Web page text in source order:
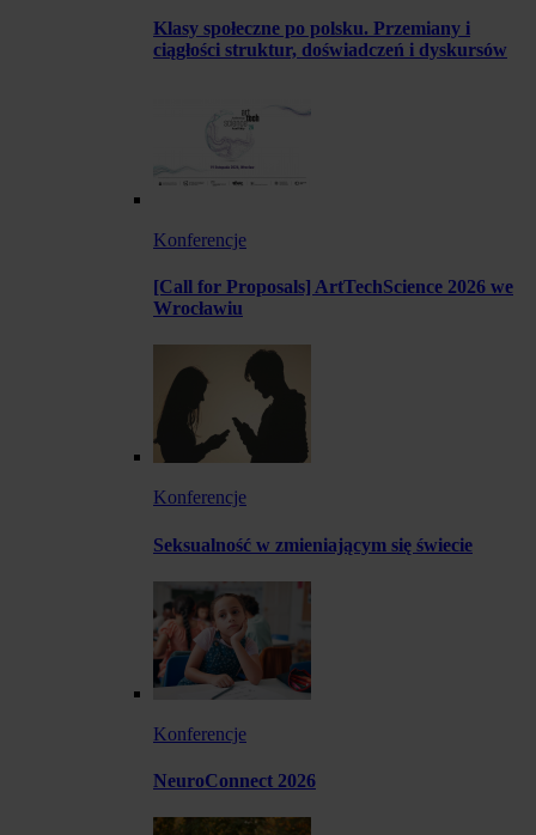
Klasy społeczne po polsku. Przemiany i
ciągłości struktur, doświadczeń i dyskursów
Konferencje
[Call for Proposals] ArtTechScience 2026 we
Wrocławiu
Konferencje
Seksualność w zmieniającym się świecie
Konferencje
NeuroConnect 2026